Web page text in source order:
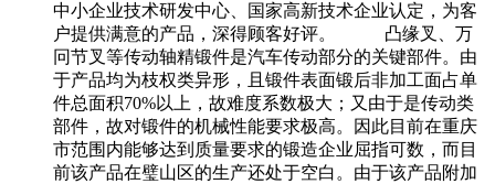
中小企业技术研发中心、国家高新技术企业认定，为客
户提供满意的产品，深得顾客好评。 凸缘叉、万
冋节叉等传动轴精锻件是汽车传动部分的关键部件。由
于产品均为枝权类异形，且锻件表面锻后非加工面占单
件总面积70%以上，故难度系数极大；又由于是传动类
部件，故对锻件的机械性能要求极高。因此目前在重庆
市范围内能够达到质量要求的锻造企业屈指可数，而目
前该产品在璧山区的生产还处于空白。由于该产品附加